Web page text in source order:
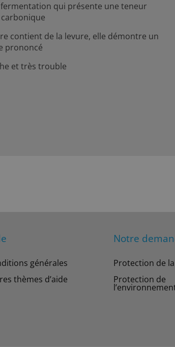
qui présente une teneur
carbonique
contient de la levure, elle démontre un
prononcé
et très trouble
générales
thèmes d’aide
Notre
Protection de
Protection de